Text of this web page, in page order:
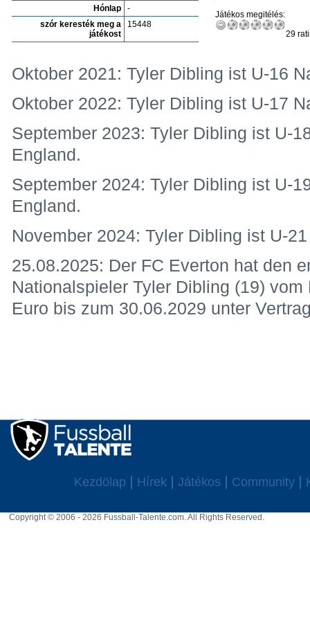
Hónlap
-
szór keresték meg a
játékost
15448
Játékos megitélés:
29
Oktober 2021: Tyler Dibling ist U-16
Oktober 2022: Tyler Dibling ist U-17
September 2023: Tyler Dibling ist U-
England.
September 2024: Tyler Dibling ist U-
England.
November 2024: Tyler Dibling ist U-
25.08.2025: Der FC Everton hat den
Nationalspieler Tyler Dibling (19)
Euro bis zum 30.06.2029 unter
Kezdölap Hírek Játékos Community
Copyright © 2006 - 2026 Fussball-Talente.com. All Rights Reserved.